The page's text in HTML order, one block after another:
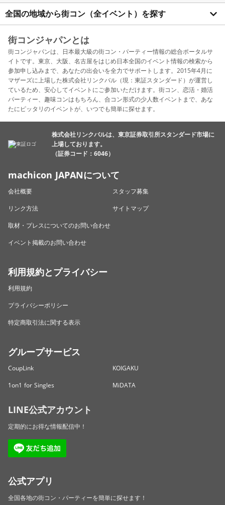
全国の地域から街コン（全イベント）を探す
街コンジャパンとは
街コンジャパンは、日本最大級の街コン・パーティー情報の総合ポータルサ
イトです。東京、大阪、名古屋をはじめ日本全国のイベント情報の検索から
参加申し込みまで、あなたの出会いを全力でサポートします。2015年4月に
マザーズに上場した株式会社リンクバル（現：東証スタンダード）が運営し
ているため、安心してイベントにご参加いただけます。街コン、恋活・婚活
パーティー、趣味コンはもちろん、合コン形式の少人数イベントまで、あな
たにピッタリのイベントが、いつでも簡単に探せます。
株式会社リンクバルは、東京証券取引所スタンダード市場に
上場しております。
（証券コード：6046）
machicon JAPANについて
会社概要
スタッフ募集
リンク方法
サイトマップ
取材・プレスについてのお問い合わせ
イベント掲載のお問い合わせ
利用規約とプライバシー
利用規約
プライバシーポリシー
特定商取引法に関する表示
グループサービス
CoupLink
KOIGAKU
1on1 for Singles
MiDATA
LINE公式アカウント
定期的にお得な情報配信中！
公式アプリ
全国各地の街コン・パーティーを簡単に探せます！